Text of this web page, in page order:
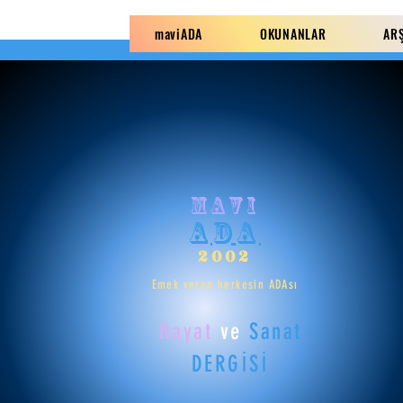
maviADA OKUNANLAR
mavi
ADA
2002
Hayat ve Sanat
DERGİSİ
Emek veren herkesin ADAsı